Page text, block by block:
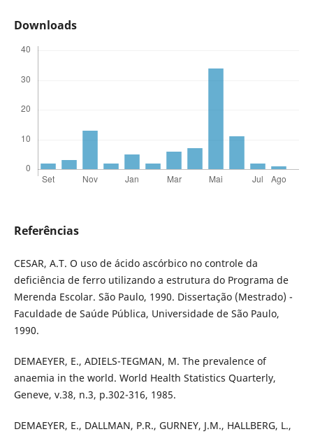
Downloads
Referências
CESAR, A.T. O uso de ácido ascórbico no controle da
deficiência de ferro utilizando a estrutura do Programa de
Merenda Escolar. São Paulo, 1990. Dissertação (Mestrado) -
Faculdade de Saúde Pública, Universidade de São Paulo,
1990.
DEMAEYER, E., ADIELS-TEGMAN, M. The prevalence of
anaemia in the world. World Health Statistics Quarterly,
Geneve, v.38, n.3, p.302-316, 1985.
DEMAEYER, E., DALLMAN, P.R., GURNEY, J.M., HALLBERG, L.,